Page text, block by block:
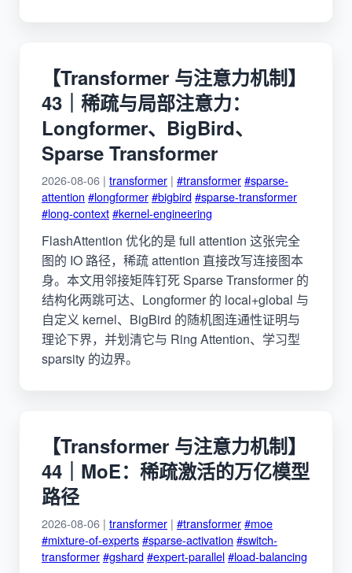
【Transformer 与注意力机制】
43｜稀疏与局部注意力：
Longformer、BigBird、
Sparse Transformer
2026-08-06 | transformer | #transformer#sparse-
attention #longformer#bigbird#sparse-transformer
#long-context#kernel-engineering
FlashAttention 优化的是 full attention 这张完全
图的 IO 路径，稀疏 attention 直接改写连接图本
身。本文用邻接矩阵钉死 Sparse Transformer 的
结构化两跳可达、Longformer 的 local+global 与
自定义 kernel、BigBird 的随机图连通性证明与
理论下界，并划清它与 Ring Attention、学习型
sparsity 的边界。
【Transformer 与注意力机制】
44｜MoE：稀疏激活的万亿模型
路径
2026-08-06 | transformer | #transformer#moe
#mixture-of-experts#sparse-activation #switch-
transformer#gshard#expert-parallel#load-balancing